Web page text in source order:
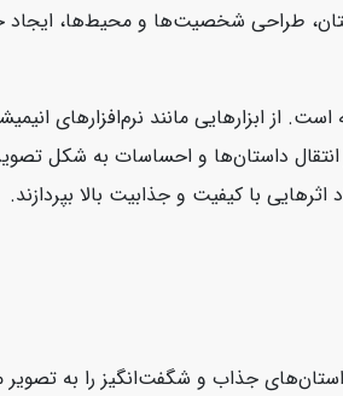
طراحی شخصیت‌ها و محیط‌ها،
انتقال داستان‌ها و احساسات به شکل
با کیفیت و جذابیت بالا بپردازند.
جذاب و شگفت‌انگیز را به